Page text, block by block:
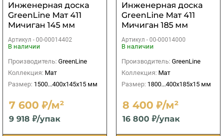
Инженерная доска
GreenLine Мат 411
Мичиган 145 мм
Артикул - 00-00014402
В наличии
Производитель: GreenLine
Коллекция: Мат
Размер: 1500...400х145х15 мм
7 600 ₽/м²
9 918 ₽/упак
Инженерная доска
GreenLine Мат 411
Мичиган 185 мм
Артикул - 00-00014000
В наличии
Производитель: GreenLine
Коллекция: Мат
Размер: 1800...400х185х15 мм
8 400 ₽/м²
16 800 ₽/упак